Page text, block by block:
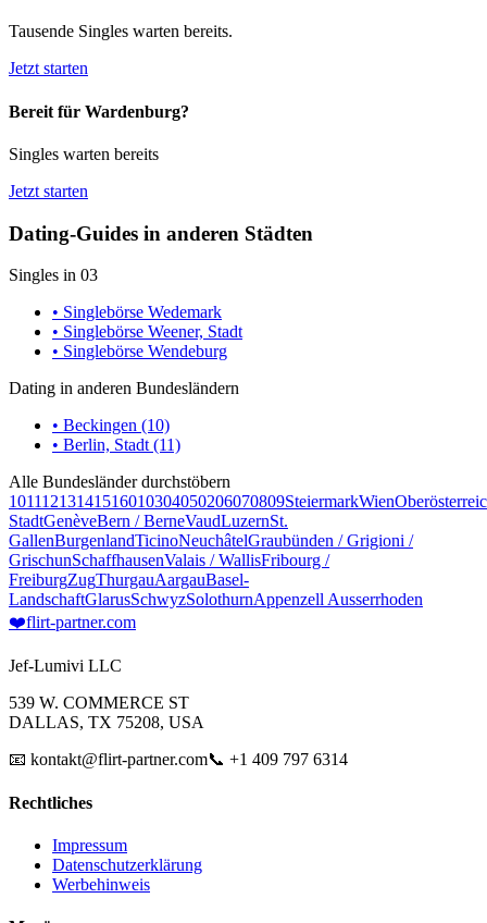
Tausende Singles warten bereits.
Jetzt starten
Bereit für Wardenburg?
Singles warten bereits
Jetzt starten
Dating-Guides in anderen Städten
Singles in 03
• Singlebörse Wedemark
• Singlebörse Weener, Stadt
• Singlebörse Wendeburg
Dating in anderen Bundesländern
• Beckingen (10)
• Berlin, Stadt (11)
Alle Bundesländer durchstöbern
10111213141516010304050206070809SteiermarkWien
StadtGenèveBern / BerneVaudLuzernSt.
GallenBurgenlandTicinoNeuchâtelGraubünden / Grigioni /
GrischunSchaffhausenValais / WallisFribourg /
FreiburgZugThurgauAargauBasel-
LandschaftGlarusSchwyzSolothurnAppenzell Ausserrhoden
❤️flirt-partner.com
Jef-Lumivi LLC
539 W. COMMERCE ST
DALLAS, TX 75208, USA
📧 kontakt@flirt-partner.com📞 +1 409 797 6314
Rechtliches
Impressum
Datenschutzerklärung
Werbehinweis